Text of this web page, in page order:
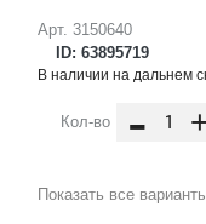
Арт. 3150640
ID: 63895719
В наличии на дальнем
Кол-во -
Показать все